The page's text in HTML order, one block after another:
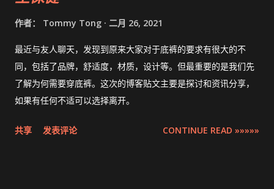
作者： Tommy Tong 二月 26, 2021
最近与友人聊天，发现到原来大家对于底裤的要求有很大的不
同，包括了品牌，舒适度，材质，设计等。但最重要的是我们先
了解为何需要穿底裤。这次的博客贴文主要是探讨和资讯分享，
如果有任何不适可以选择离开。
共享 发表评论 CONTINUE READ »»»»»